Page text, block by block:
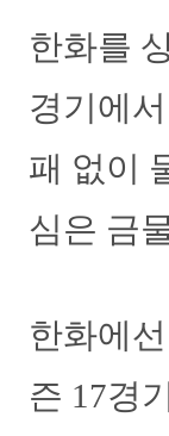
한화를
경기에
패 없이
심은 금
한화에
즌 17경